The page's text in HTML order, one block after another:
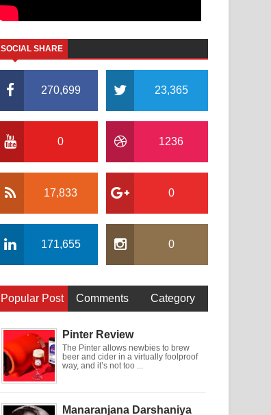
SOCIAL SHARE
270,699 23,365
0 1236
17,833 0
171,655 0
Popular Post Comments Category
Pinter Review
The Pinter allows newbies to brew
beer and cider in a virtually foolproof
way, and it’s not too ...
Manaranjana Darshaniya